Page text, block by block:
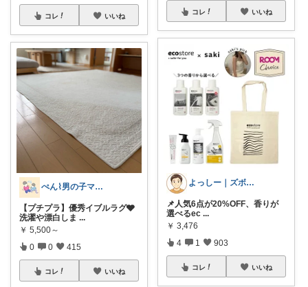
コレ いいね
ぺん⌇男の子ママの暮らしと推し
【プチプラ】優秀イブルラグ🩶
洗濯や漂白しま ...
￥ 5,500～
0 0 415
コレ いいね
コレ いいね
よっしー｜ズボラでもおしゃれに整えたい
📌人気6点が20%OFF、香りが
選べるec ...
￥ 3,476
4 1 903
コレ いいね